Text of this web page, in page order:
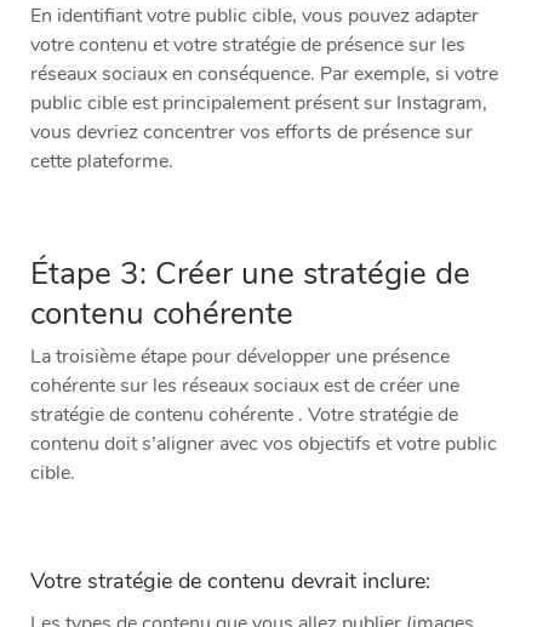
En identifiant votre public cible, vous pouvez adapter
votre contenu et votre stratégie de présence sur les
réseaux sociaux en conséquence. Par exemple, si votre
public cible est principalement présent sur Instagram,
vous devriez concentrer vos efforts de présence sur
cette plateforme.
Étape 3: Créer une stratégie de
contenu cohérente
La troisième étape pour développer une présence
cohérente sur les réseaux sociaux est de créer une
stratégie de contenu cohérente . Votre stratégie de
contenu doit s’aligner avec vos objectifs et votre public
cible.
Votre stratégie de contenu devrait inclure: